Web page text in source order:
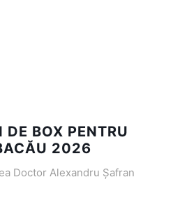
BOX PENTRU
2026
Doctor Alexandru Șafran